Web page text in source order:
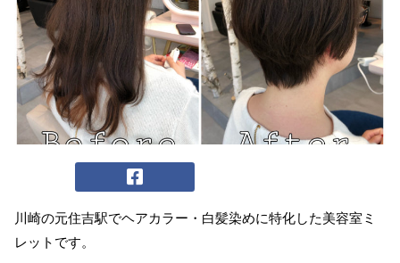
川崎の元住吉駅でヘアカラー・白髪染めに特化した美容室ミ
レットです。